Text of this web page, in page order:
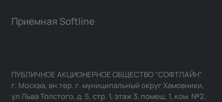
Приемная Softline
ПУБЛИЧНОЕ АКЦИОНЕРНОЕ ОБЩЕСТВО "СОФТЛАЙН"
г. Москва, вн.тер. г. муниципальный округ Хамовники,
ул Льва Толстого, д. 5, стр. 1, этаж 3, помещ. 1, ком. №2,